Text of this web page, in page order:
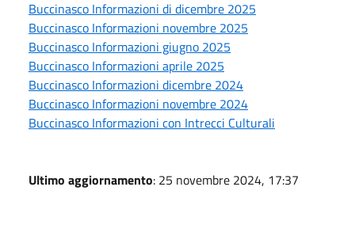
Buccinasco Informazioni di dicembre 2025
Buccinasco Informazioni novembre 2025
Buccinasco Informazioni giugno 2025
Buccinasco Informazioni aprile 2025
Buccinasco Informazioni dicembre 2024
Buccinasco Informazioni novembre 2024
Buccinasco Informazioni con Intrecci Culturali
Ultimo aggiornamento: 25 novembre 2024, 17:37